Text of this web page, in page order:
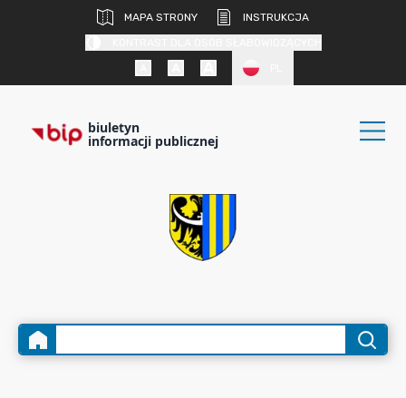
MAPA STRONY
INSTRUKCJA
biuletyn
informacji publicznej